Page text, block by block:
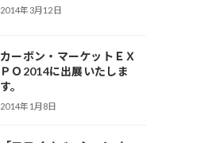
2014年3月12日
カーボン・マーケットＥＸ
ＰＯ2014に出展いたしま
す。
2014年1月8日